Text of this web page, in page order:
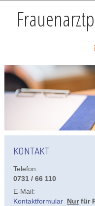
KONTAKT
Telefon:
0731 / 66 110
E-Mail:
Kontaktformular
Nurfür